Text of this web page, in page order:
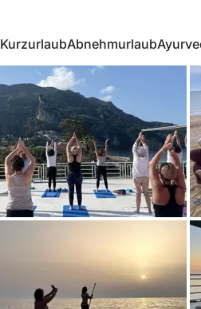
KurzurlaubAbnehmurlaub